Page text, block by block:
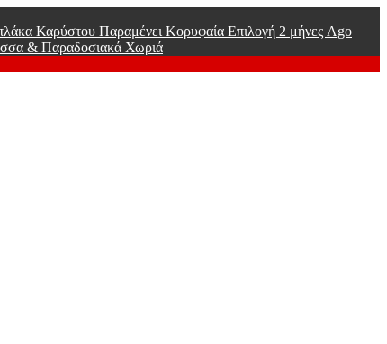
Καρύστου Παραμένει Κορυφαία Επιλογή 2 μήνες Ago
& Παραδοσιακά Χωριά